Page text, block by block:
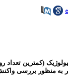
(کمترین تعداد
به منظور بررسی